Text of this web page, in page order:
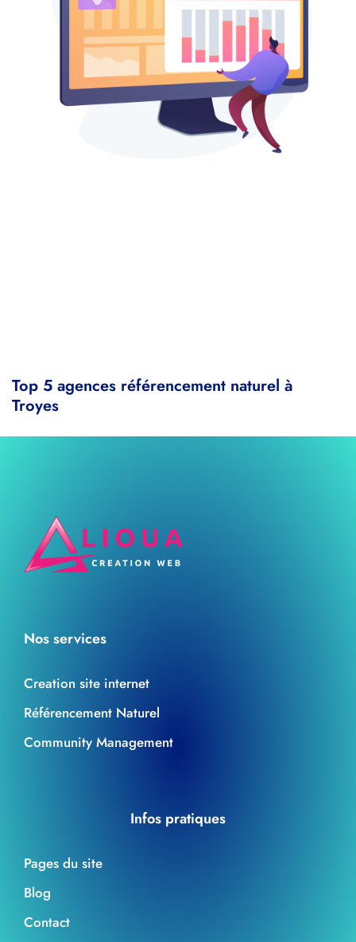
Top 5 agences référencement naturel à
Troyes
Nos services
Creation site internet
Référencement Naturel
Community Management
Infos pratiques
Pages du site
Blog
Contact